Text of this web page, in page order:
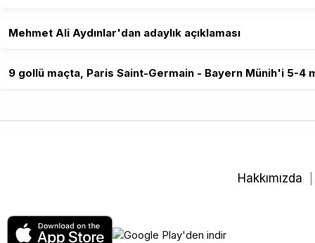
Mehmet Ali Aydınlar'dan adaylık açıklaması
9 gollü maçta, Paris Saint-Germain - Bayern Münih'i 5-4
Hakkımızda